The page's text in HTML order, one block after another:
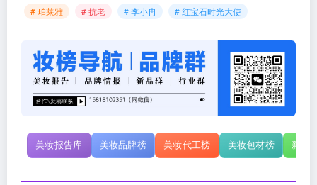
# 珀莱雅
# 抗老 # 李小冉 # 红宝石时光大使
美妆报告库 美妆品牌榜 美妆代工榜 美妆包材榜 新原